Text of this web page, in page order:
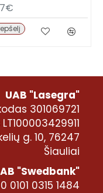
UAB "Lasegra"
301069721
g. 10, 76247
Šiauliai
"Swedbank"
0101 0315 1484